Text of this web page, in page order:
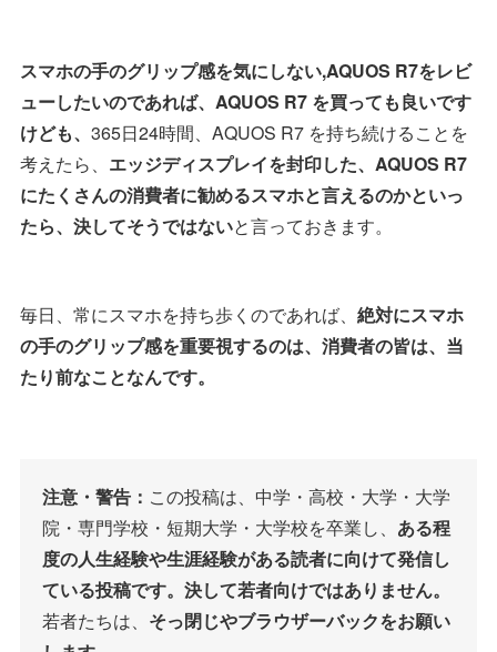
スマホの手のグリップ感を気にしない,AQUOS R7をレビ
ューしたいのであれば、AQUOS R7 を買っても良いです
けども、 365日24時間、AQUOS R7 を持ち続けることを
考えたら、 エッジディスプレイを封印した、AQUOS R7
にたくさんの消費者に勧めるスマホと言えるのかといっ
たら、決してそうではないと言っておきます。
毎日、常にスマホを持ち歩くのであれば、 絶対にスマホ
の手のグリップ感を重要視するのは、消費者の皆は、当
たり前なことなんです。
注意・警告： この投稿は、中学・高校・大学・大学
院・専門学校・短期大学・大学校を卒業し、 ある程
度の人生経験や生涯経験がある読者に向けて発信し
ている投稿です。決して若者向けではありません。
若者たちは、 そっ閉じやブラウザーバックをお願い